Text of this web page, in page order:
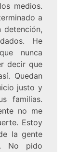
medios.
a
detención,
He
nunca
decir que
Quedan
justo y
familias.
no me
Estoy
la gente
No pido